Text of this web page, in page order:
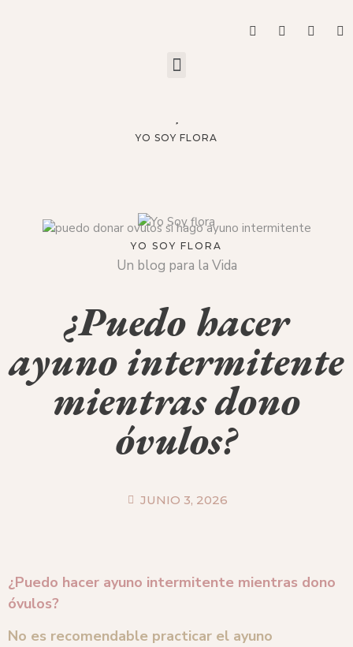
YO SOY FLORA
YO SOY FLORA
Un blog para la Vida
¿Puedo hacer
ayuno intermitente
mientras dono
óvulos?
JUNIO 3, 2026
¿Puedo hacer ayuno intermitente mientras dono
óvulos?
No es recomendable practicar el ayuno